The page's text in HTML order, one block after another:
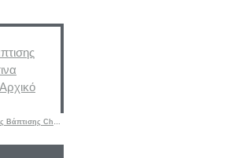
Χειροποίητες Μπομπονιέρες Βάπτισης Cherry – Υφασμάτινα Πορτοφολάκια με Αρχικό Ονόματος